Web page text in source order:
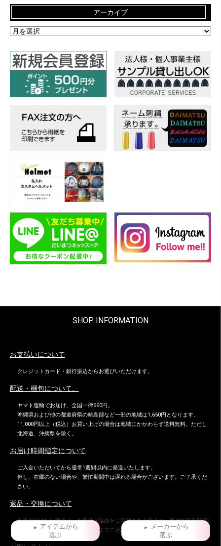
アーカイブ
ア
ー
イ
ブ
SHOP INFORMATION
お支払いについて
クレジットカード・銀行振込からお選びいただけます。
配送・梱包について。
ヤマト運輸でお届け。全国一律660円。
沖縄県および他の都道府県の離島部など一部の地域は1,650円となります。
11,000円以上（税込）お買い上げの場合は地域にかかわらず送料無料。ただし
北海道、沖縄県を除く。
お届け時間指定について
ご入金いただいてから通常1週間以内に発送いたします。
但し、在庫のない場合や、繁忙期間中は遅れる場合がございます。ご了承くだ
さい。
返品・交換について
不良品ではない商品で、お客様が返品をご希望される場合は、商品到着後7日以
内に返品条件をご確認の上、当店までご連絡ください。
アイテムから
選ぶ
メーカーから
選ぶ